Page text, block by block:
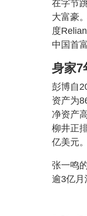
在字节
大富豪
度
中国首
身家7
彭博自
资产为
净资产
柳井正
亿美元。
张一鸣
逾3亿月